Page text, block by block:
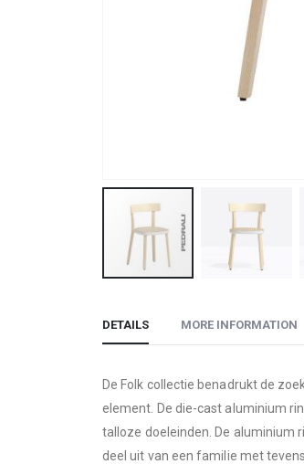
the
of
DETAILS
De Folk collectie benadrukt de
element. De die-cast aluminium
talloze doeleinden. De aluminium
deel uit van een familie met
MORE INFORMATION